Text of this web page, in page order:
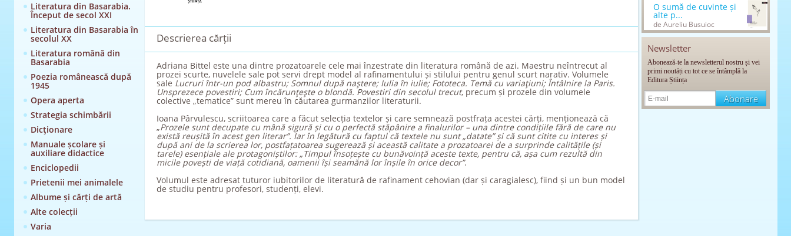
Literatura din Basarabia.
Început de secol XXI
Literatura din Basarabia în
secolul XX
Literatura română din
Basarabia
Poezia românească după
1945
Opera aperta
Strategia schimbării
Dicţionare
Manuale școlare și
auxiliare didactice
Enciclopedii
Prietenii mei animalele
Albume și cărți de artă
Alte colecții
Varia
Descrierea cărții
Adriana Bittel este una dintre prozatoarele cele mai înzestrate din literatura română de azi. Maestru neîntrecut al
prozei scurte, nuvelele sale pot servi drept model al rafinamentului și stilului pentru genul scurt narativ. Volumele
sale Lucruri într-un pod albastru; Somnul după naştere; Iulia în iulie; Fototeca. Temă cu variaţiuni; Întâlnire la Paris.
Unsprezece povestiri; Cum încărunţeşte o blondă. Povestiri din secolul trecut, precum și prozele din volumele
colective „tematice” sunt mereu în căutarea gurmanzilor literaturii.
Ioana Pârvulescu, scriitoarea care a făcut selecția textelor și care semnează postfrața acestei cărți, menționează că
„Prozele sunt decupate cu mână sigură și cu o perfectă stăpânire a finalurilor – una dintre condițiile fără de care nu
există reușită în acest gen literar”. Iar în legătură cu faptul că textele nu sunt „datate” și că sunt citite cu interes și
după ani de la scrierea lor, postfațatoarea sugerează și această calitate a prozatoarei de a surprinde calitățile (și
tarele) esențiale ale protagoniștilor: „Timpul însoțește cu bunăvoință aceste texte, pentru că, așa cum rezultă din
micile povești de viață cotidiană, oamenii își seamănă lor înșile în orice decor”.
Volumul este adresat tuturor iubitorilor de literatură de rafinament cehovian (dar și caragialesc), fiind și un bun model
de studiu pentru profesori, studenți, elevi.
O sumă de cuvinte și
alte p...
de Aureliu Busuioc
Newsletter
Abonează-te la newsletterul nostru și vei
primi noutăți cu tot ce se întâmplă la
Editura Știința